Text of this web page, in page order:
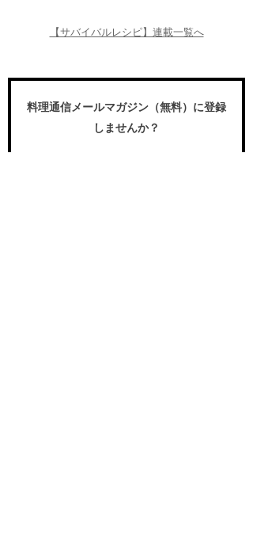
【サバイバルレシピ】連載一覧へ
料理通信メールマガジン（無料）に登録
しませんか？